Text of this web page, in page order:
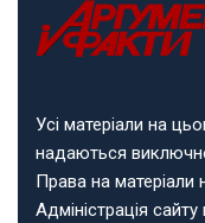
Усі матеріали на
надаються
Права на матеріали
Адміністрація